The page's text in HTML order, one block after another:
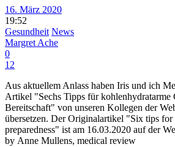
16. März 2020
19:52
Gesundheit News
Margret Ache
0
12
Aus aktuellem Anlass haben Iris und ich
Artikel "Sechs Tipps für
Bereitschaft" von unseren Kollegen der
übersetzen. Der Originalartikel "Six tips
preparedness" ist am 16.03.2020 auf der
by Anne Mullens, medical review